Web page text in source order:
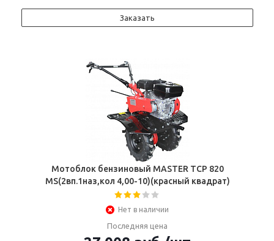
Заказать
Мотоблок бензиновый MASTER ТСР 820
MS(2вп.1наз,кол 4,00-10)(красный квадрат)
Нет в наличии
Последняя цена